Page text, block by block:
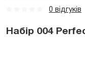
0 відгуків
Набір 004